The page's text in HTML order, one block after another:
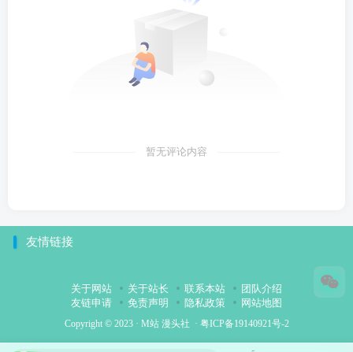
暂无评论内容
友情链接
关于网站 关于站长 联系本站
团队介绍
友链申请
免责声明 隐私政策 网站地图
Copyright © 2023 · M站 漫头社 · 粤ICP备19140921号-2